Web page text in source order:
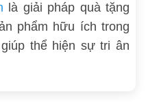
là giải pháp quà tặng
phẩm hữu ích trong
thể hiện sự tri ân